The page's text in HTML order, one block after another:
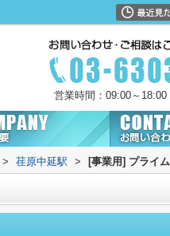
営業時間：09:00～
> 荏原中延駅 > [事業用] プライ